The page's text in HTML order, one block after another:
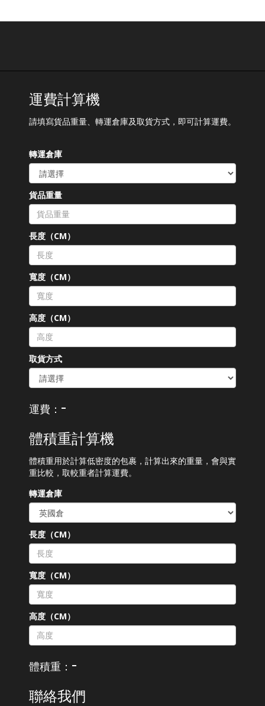
運費計算機
請填寫貨品重量、轉運倉庫及取貨方式，即可計算運費。
轉運倉庫
貨品重量
長度（CM）
寬度（CM）
高度（CM）
取貨方式
運費： -
體積重計算機
體積重用於計算低密度的包裹，計算出來的重量，會與實
重比較，取較重者計算運費。
轉運倉庫
長度（CM）
寬度（CM）
高度（CM）
體積重： -
聯絡我們